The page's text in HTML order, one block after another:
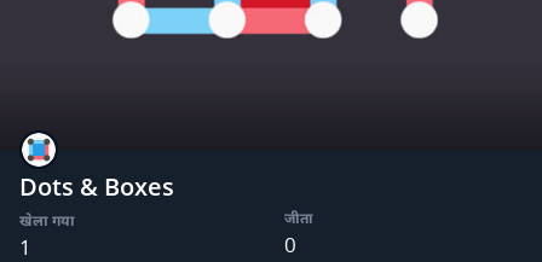
Dots & Boxes
खेला गया
1
जीता
0